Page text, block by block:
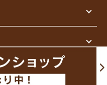
Rights Reserved.